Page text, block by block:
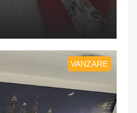
VANZARE